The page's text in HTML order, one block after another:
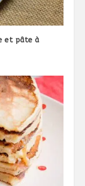
et pâte à